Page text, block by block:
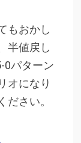
もおかし
半値戻し
0パターン
オになり
ださい。